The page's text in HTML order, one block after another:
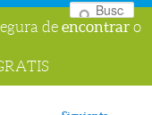
de encontrar o